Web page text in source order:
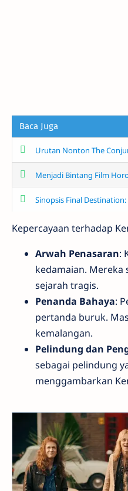
Baca Juga
Urutan Nonton The
Menjadi Bintang Film
Sinopsis Final
Kepercayaan terhadap
Arwah Penasaran:
kedamaian.
sejarah tragis.
Penanda Bahaya:
pertanda buruk.
kemalangan.
Pelindung dan
sebagai pelindung
menggambarkan